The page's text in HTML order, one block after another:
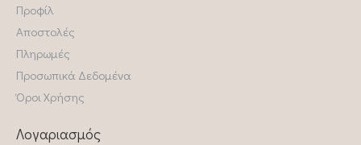
Προφίλ
Αποστολές
Πληρωμές
Προσωπικά Δεδομένα
Όροι Χρήσης
Λογαριασμός